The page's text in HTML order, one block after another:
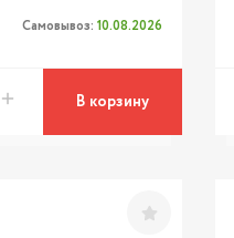
Самовывоз:10.08.2026
В корзину